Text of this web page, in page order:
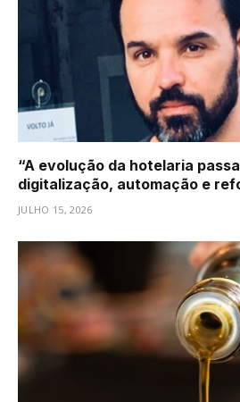
“A evolução da hotelaria
digitalização, automação e
JULHO 15, 2026